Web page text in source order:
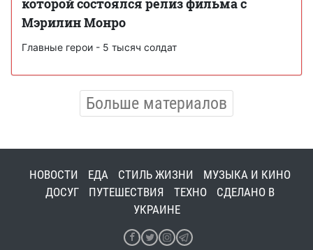
Мэрилин Монро
Главные герои - 5 тысяч солдат
Больше материалов
НОВОСТИ ЕДА СТИЛЬ ЖИЗНИ
МУЗЫКА И КИНО
ДОСУГ
ПУТЕШЕСТВИЯ ТЕХНО
СДЕЛАНО В
УКРАИНЕ